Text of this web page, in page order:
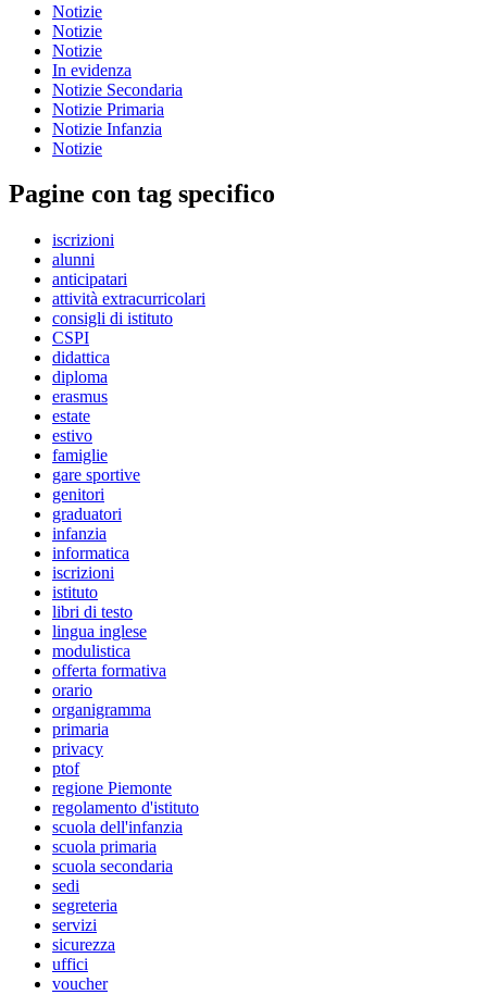
Notizie
Notizie
Notizie
In evidenza
Notizie Secondaria
Notizie Primaria
Notizie Infanzia
Notizie
Pagine con tag specifico
iscrizioni
alunni
anticipatari
attività extracurricolari
consigli di istituto
CSPI
didattica
diploma
erasmus
estate
estivo
famiglie
gare sportive
genitori
graduatori
infanzia
informatica
iscrizioni
istituto
libri di testo
lingua inglese
modulistica
offerta formativa
orario
organigramma
primaria
privacy
ptof
regione Piemonte
regolamento d'istituto
scuola dell'infanzia
scuola primaria
scuola secondaria
sedi
segreteria
servizi
sicurezza
uffici
voucher